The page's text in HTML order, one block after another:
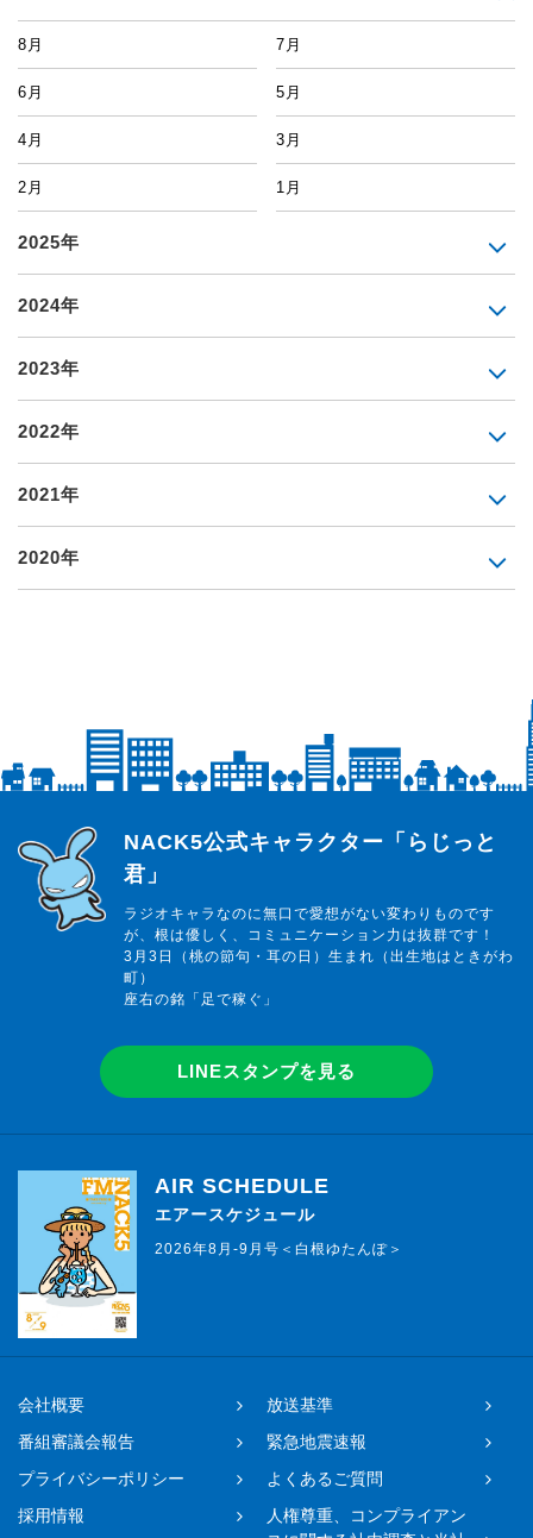
8月 7月
6月 5月
4月 3月
2月 1月
2025年
2024年
2023年
2022年
2021年
2020年
らじっと君
NACK5公式キャラクター「らじっと
君」
ラジオキャラなのに無口で愛想がない変わりものです
が、根は優しく、コミュニケーション力は抜群です！
3月3日（桃の節句・耳の日）生まれ（出生地はときがわ
町）
座右の銘「足で稼ぐ」
LINEスタンプを見る
AIR SCHEDULE
エアースケジュール
2026年8月-9月号＜白根ゆたんぽ＞
会社概要
放送基準
番組審議会報告
緊急地震速報
プライバシーポリシー
よくあるご質問
採用情報
人権尊重、コンプライアン